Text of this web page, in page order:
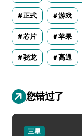
正式 游戏
芯片 苹果
骁龙 高通
您错过了
三星